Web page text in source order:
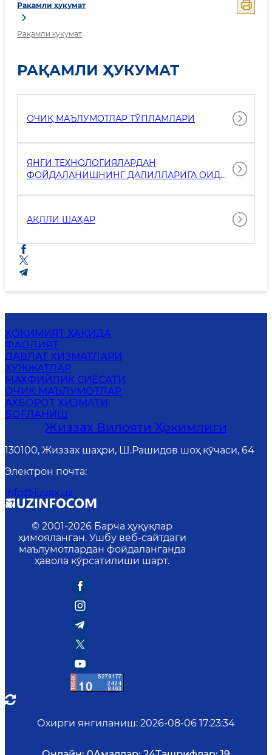
Рақамли ҳукумат
Рақамли ҳукумат
РАҚАМЛИ ҲУКУМАТ
ОЧИҚ МАЪЛУМОТЛАР ТЎПЛАМЛАРИ
ЯНГИ ТЕХНОЛОГИЯЛАРДАН
ФОЙДАЛАНИШНИНГ ДАЛИЛЛАРИГА ОИД
АҚЛЛИ ШАҲАР
ҲОКИМИЯТ ҲАҚИДА
ФАОЛИЯТ
ДАВЛАТ ХИЗМАТЛАРИ
ҲУЖЖАТЛАР
MАХФИЙЛИК СИЁСАТИ
ОЧИҚ МАЪЛУМОТЛАР
АХБОРОТ ХИЗМАТИ
БОҒЛАНИШ
Жиззах Вилояти Ҳокимлиги
130100, Жиззах шаҳри, Ш.Рашидов шоҳ кўчаси, 64
Электрон почта:
info@jizzax.uz
© 2001-2026 Барча ҳуқуқлар
ҳимояланган. Ушбу веб-сайтдаги
маълумотлардан фойдаланганда
ҳавола кўрсатилиши шарт.
Охирги янгиланиш: 2026-08-06 17:23:34